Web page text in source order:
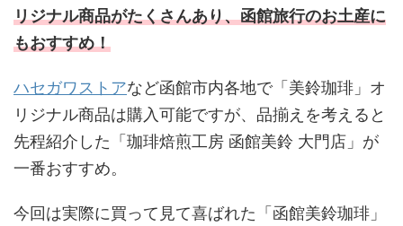
リジナル商品がたくさんあり、函館旅行のお土産に
もおすすめ！
ハセガワストアなど函館市内各地で「美鈴珈琲」オ
リジナル商品は購入可能ですが、品揃えを考えると
先程紹介した「珈琲焙煎工房 函館美鈴 大門店」が
一番おすすめ。
今回は実際に買って見て喜ばれた「函館美鈴珈琲」